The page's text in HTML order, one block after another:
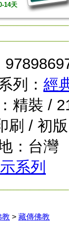
14天
列： 經
精裝 /
刷 / 初版
：台灣
系列
教 > 藏傳佛教